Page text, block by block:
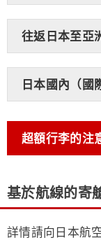
往返日本至亞
日本國內（國
超額行李的注
基於航線的寄
詳情請向日本航